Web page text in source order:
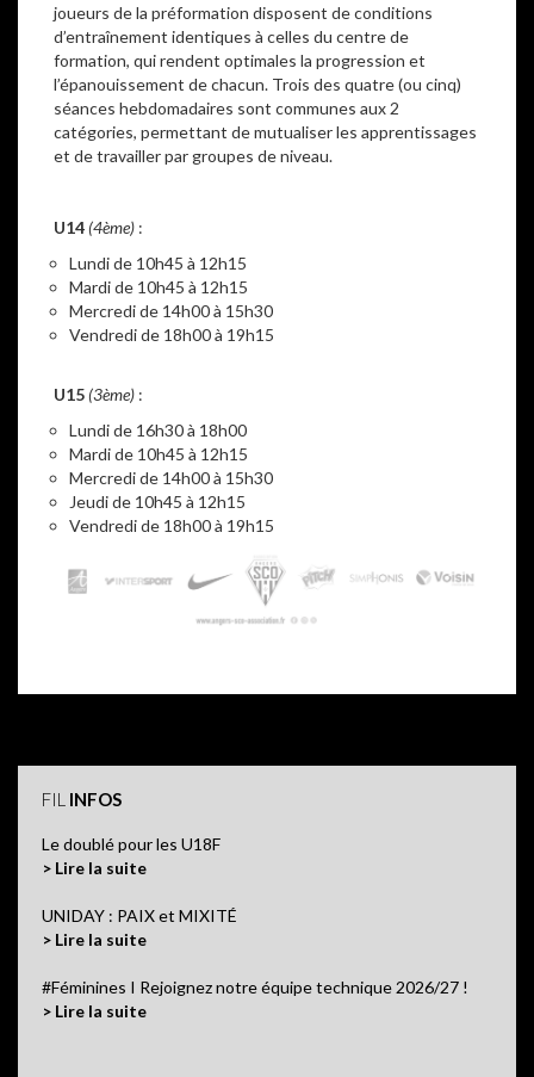
joueurs de la préformation disposent de conditions
d’entraînement identiques à celles du centre de
formation, qui rendent optimales la progression et
l’épanouissement de chacun. Trois des quatre (ou cinq)
séances hebdomadaires sont communes aux 2
catégories, permettant de mutualiser les apprentissages
et de travailler par groupes de niveau.
U14(4ème) :
Lundi de 10h45 à 12h15
Mardi de 10h45 à 12h15
Mercredi de 14h00 à 15h30
Vendredi de 18h00 à 19h15
U15(3ème) :
Lundi de 16h30 à 18h00
Mardi de 10h45 à 12h15
Mercredi de 14h00 à 15h30
Jeudi de 10h45 à 12h15
Vendredi de 18h00 à 19h15
FIL INFOS
Le doublé pour les U18F
> Lire la suite
UNIDAY : PAIX et MIXITÉ
> Lire la suite
#Féminines I Rejoignez notre équipe technique 2026/27 !
> Lire la suite